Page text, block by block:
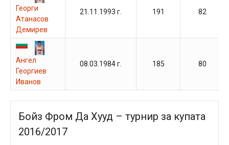
Георги
Атанасов
Демирев
21.11.1993 г. 191 82
Ангел
Георгиев
Иванов
08.03.1984 г. 185 80
Бойз Фром Да Хууд – турнир за купата
2016/2017